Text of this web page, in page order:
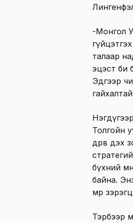
-Монгол
талаар
эцэст би
Эдгээр
Толгойн
дөрөв
бүхний
байна.
мөр
Тэрбээр